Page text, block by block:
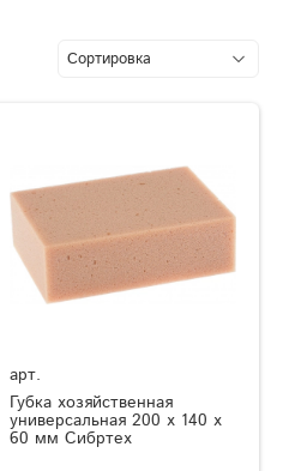
арт.
Губка хозяйственная
универсальная 200 х 140 х
60 мм Сибртех